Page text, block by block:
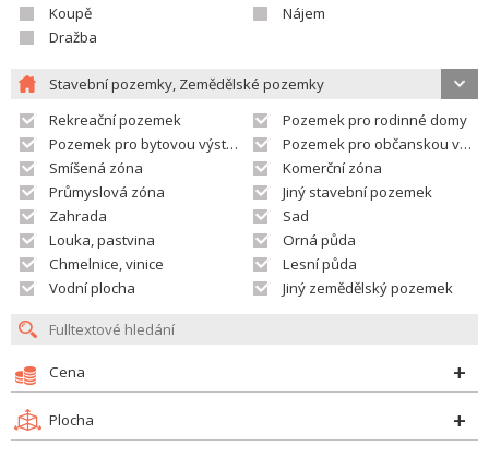
Koupě
Nájem
Dražba
Stavební pozemky, Zemědělské pozemky
Rekreační pozemek
Pozemek pro rodinné domy
Pozemek pro bytovou výstavbu
Pozemek pro občanskou vybavenost
Smíšená zóna
Komerční zóna
Průmyslová zóna
Jiný stavební pozemek
Zahrada
Sad
Louka, pastvina
Orná půda
Chmelnice, vinice
Lesní půda
Vodní plocha
Jiný zemědělský pozemek
Cena
Plocha